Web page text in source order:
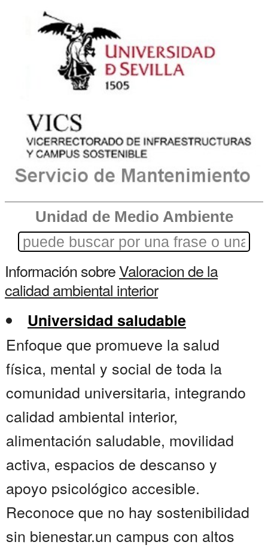
Unidad de Medio Ambiente
Información sobreValoracion de la
calidad ambiental interior
Universidad saludable
Enfoque que promueve la salud
física, mental y social de toda la
comunidad universitaria, integrando
calidad ambiental interior,
alimentación saludable, movilidad
activa, espacios de descanso y
apoyo psicológico accesible.
Reconoce que no hay sostenibilidad
sin bienestar.un campus con altos